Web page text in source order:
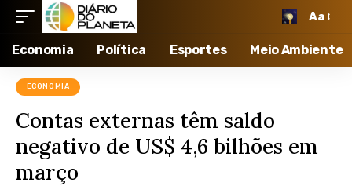
Aa
Economia Política Esportes Meio Ambiente
ECONOMIA
Contas externas têm saldo
negativo de US$ 4,6 bilhões em
março